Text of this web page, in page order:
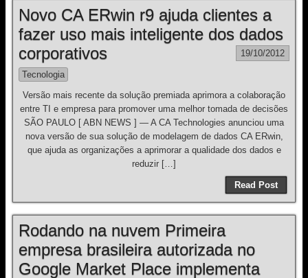
Novo CA ERwin r9 ajuda clientes a
fazer uso mais inteligente dos dados
corporativos
19/10/2012
Tecnologia
Versão mais recente da solução premiada aprimora a colaboração
entre TI e empresa para promover uma melhor tomada de decisões
SÃO PAULO [ ABN NEWS ] — A CA Technologies anunciou uma
nova versão de sua solução de modelagem de dados CA ERwin,
que ajuda as organizações a aprimorar a qualidade dos dados e
reduzir […]
Read Post
Rodando na nuvem Primeira
empresa brasileira autorizada no
Google Market Place implementa